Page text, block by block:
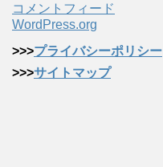
コメントフィード
WordPress.org
>>>プライバシーポリシー
>>>サイトマップ